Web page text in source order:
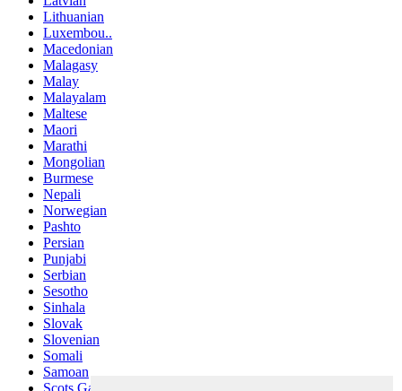
Lithuanian
Luxembou..
Macedonian
Malagasy
Malay
Malayalam
Maltese
Maori
Marathi
Mongolian
Burmese
Nepali
Norwegian
Pashto
Persian
Punjabi
Serbian
Sesotho
Sinhala
Slovak
Slovenian
Somali
Samoan
Scots Gaelic